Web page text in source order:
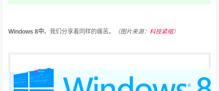
Windows 8中。我们分享着同样的痛苦。 （图片来源： 科技紧缩）